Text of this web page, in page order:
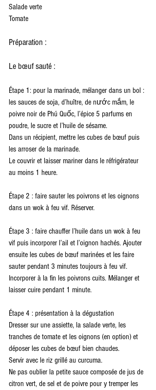
Salade verte
Tomate
Préparation :
Le bœuf sauté :
Étape 1: pour la marinade, mélanger dans un bol :
les sauces de soja, d’huître, de nước mắm, le
poivre noir de Phú Quốc, l’épice 5 parfums en
poudre, le sucre et l’huile de sésame.
Dans un récipient, mettre les cubes de bœuf puis
les arroser de la marinade.
Le couvrir et laisser mariner dans le réfrigérateur
au moins 1 heure.
Étape 2 : faire sauter les poivrons et les oignons
dans un wok à feu vif. Réserver.
Étape 3 : faire chauffer l’huile dans un wok à feu
vif puis incorporer l’ail et l’oignon hachés. Ajouter
ensuite les cubes de bœuf marinées et les faire
sauter pendant 3 minutes toujours à feu vif.
Incorporer à la fin les poivrons cuits. Mélanger et
laisser cuire pendant 1 minute.
Étape 4 : présentation à la dégustation
Dresser sur une assiette, la salade verte, les
tranches de tomate et les oignons (en option) et
déposer les cubes de bœuf bien chaudes.
Servir avec le riz grillé au curcuma.
Ne pas oublier la petite sauce composée de jus de
citron vert, de sel et de poivre pour y tremper les